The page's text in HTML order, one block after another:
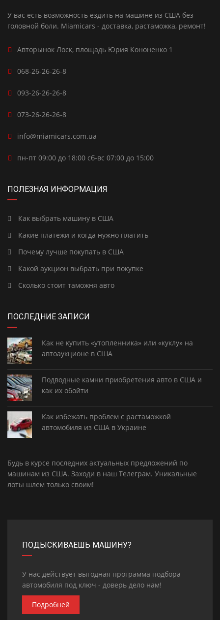
У вас есть возможность ездить на машине из США без
головной боли. Miamicars - доставка, растаможка, ремонт!
Авторынок Лоск, площадь Юрия Кононенко 1
068-26-26-26-8
093-26-26-26-8
073-26-26-26-8
info@miamicars.com.ua
пн-пт 09:00 до 18:00 сб-вс 07:00 до 15:00
ПОЛЕЗНАЯ ИНФОРМАЦИЯ
Как выбрать машину в США
Какие платежи и когда нужно платить
Почему лучше покупать в США
Какой аукцион выбрать при покупке
Сколько стоит таможня авто
ПОСЛЕДНИЕ ЗАПИСИ
Как не купить «утопленника» или «куклу» на
автоаукционе в США
Подводные камни приобретения авто в США и
как их обойти
Как избежать проблем с растаможкой
автомобиля из США в Украине
Будь в курсе последних актуальных предложений по
машинам из США. Заходи в наш Телеграм. Уникальные
лоты шлем только своим!
ПОДЫСКИВАЕШЬ МАШИНУ?
У нас действует выгодная программа подбора
автомобиля под ключ - доверь дело нам!
Подробней